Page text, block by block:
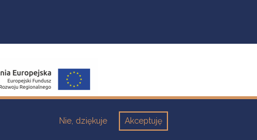
Akceptuję
Nie, dziękuje